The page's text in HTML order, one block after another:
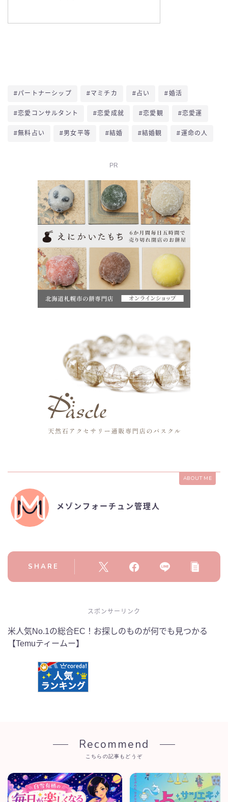
#パートナーシップ #マミチカ #占い #婚活
#恋愛コンサルタント #恋愛成就 #恋愛観 #恋愛運
#無料占い #男女平等 #結婚 #結婚観 #運命の人
PR
ABOUT ME
メゾンフォーチュン管理人
SHARE
スポンサーリンク
米人気No.1の総合EC！お探しのものが何でも見つかる
【Temuティームー】
Recommend
こちらの記事もどうぞ